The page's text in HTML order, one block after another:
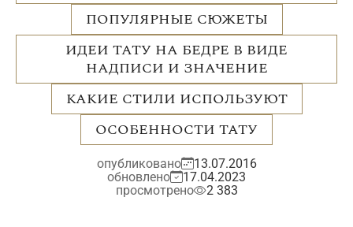
ПОПУЛЯРНЫЕ СЮЖЕТЫ
ИДЕИ ТАТУ НА БЕДРЕ В ВИДЕ
НАДПИСИ И ЗНАЧЕНИЕ
КАКИЕ СТИЛИ ИСПОЛЬЗУЮТ
ОСОБЕННОСТИ ТАТУ
опубликовано
13.07.2016
обновлено
17.04.2023
просмотрено
2 383